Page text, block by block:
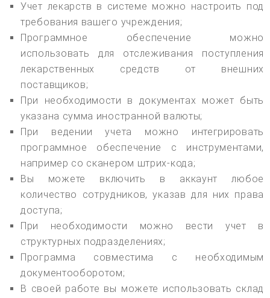
Учет лекарств в системе можно настроить под
требования вашего учреждения;
Программное обеспечение можно
использовать для отслеживания поступления
лекарственных средств от внешних
поставщиков;
При необходимости в документах может быть
указана сумма иностранной валюты;
При ведении учета можно интегрировать
программное обеспечение с инструментами,
например со сканером штрих-кода;
Вы можете включить в аккаунт любое
количество сотрудников, указав для них права
доступа;
При необходимости можно вести учет в
структурных подразделениях;
Программа совместима с необходимым
документооборотом;
В своей работе вы можете использовать склад